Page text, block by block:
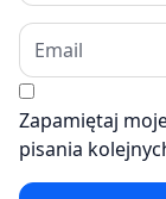
Zapamiętaj
pisania